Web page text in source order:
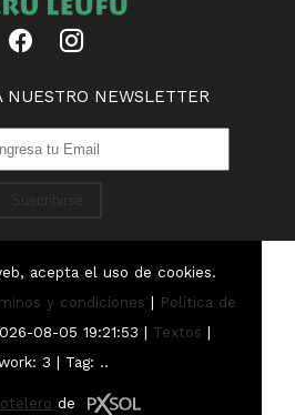
NUESTRO NEWSLETTER
acepta el uso de cookies.
y condiciones | Política de
08-05 19:21:53 | Textos |
3 | Tag: ..
de